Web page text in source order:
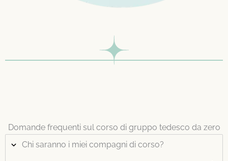
Domande frequenti sul corso di gruppo tedesco da zero
Chi saranno i miei compagni di corso?